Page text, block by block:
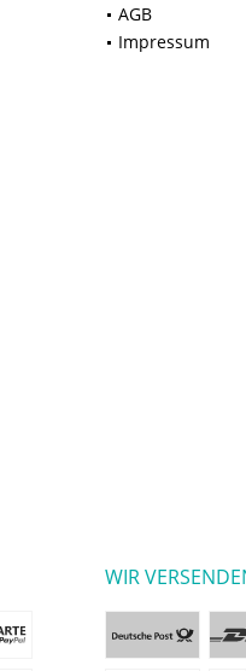
AGB
Impressum
WIR